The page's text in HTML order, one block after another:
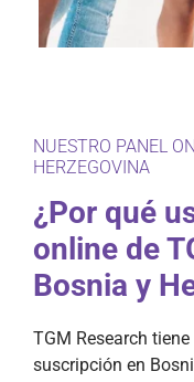
NUESTRO PANEL
HERZEGOVINA
¿Por qué
online de
Bosnia y
TGM Research
suscripción en